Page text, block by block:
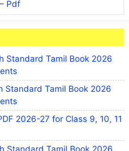
Pdf
Standard Tamil Book 2026
Standard Tamil Book 2026
2026-27 for Class 9, 10, 11
Standard Tamil Book 2026